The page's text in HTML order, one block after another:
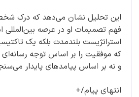
این تحلیل نشان می‌دهد که درک
فهم تصمیمات او در عرصه
استراتژیست بلندمدت بلکه یک
که موفقیت را بر اساس توجه
و نه بر اساس پیامدهای پایدار
انتهای پیام/+